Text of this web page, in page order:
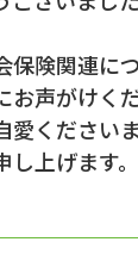
保険関連に
声がけくだ
愛ください
上げます。